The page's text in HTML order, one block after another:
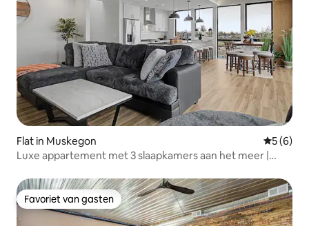
Flat in Muskegon
5 (6)
Luxe appartement met 3 slaapkamers aan het meer |
Favoriet van gasten
Favoriet van gasten